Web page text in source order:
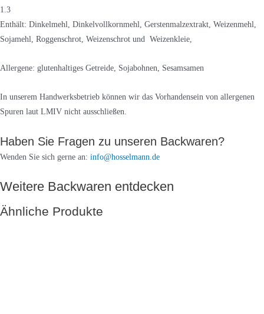
1.3
Enthält: Dinkelmehl, Dinkelvollkornmehl, Gerstenmalzextrakt, Weizenmehl,
Sojamehl, Roggenschrot, Weizenschrot und Weizenkleie,
Allergene: glutenhaltiges Getreide, Sojabohnen, Sesamsamen
In unserem Handwerksbetrieb können wir das Vorhandensein von allergenen
Spuren laut LMIV nicht ausschließen.
Haben Sie Fragen zu unseren Backwaren?
Wenden Sie sich gerne an: info@hosselmann.de
Weitere Backwaren entdecken
Ähnliche Produkte